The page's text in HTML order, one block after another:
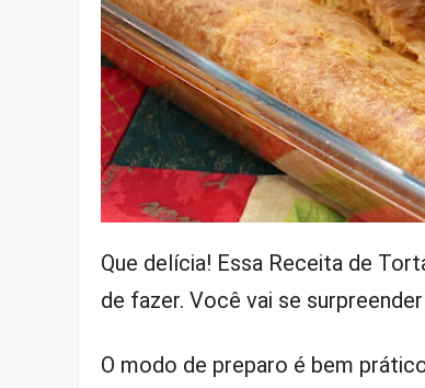
Que delícia! Essa Receita de
de fazer. Você vai se
O modo de preparo é bem